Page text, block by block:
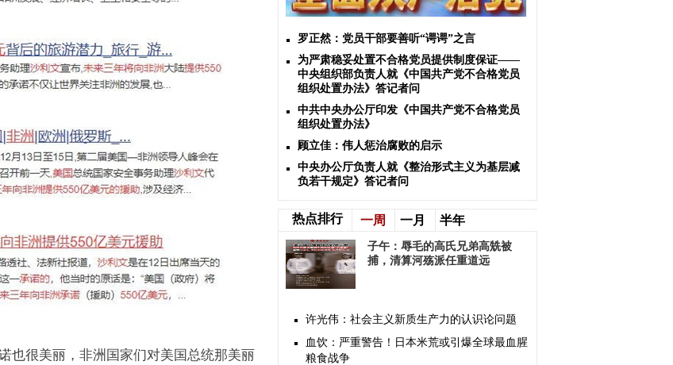
也很美丽，非洲国家们对美国总统那美丽
罗正然：党员干部要善听“谔谔”之言
为严肃稳妥处置不合格党员提供制度保证——
中央组织部负责人就《中国共产党不合格党员
组织处置办法》答记者问
中共中央办公厅印发《中国共产党不合格党员
组织处置办法》
顾立佳：伟人惩治腐败的启示
中央办公厅负责人就《整治形式主义为基层减
负若干规定》答记者问
热点排行 一周 一月 半年
子午：辱毛的高氏兄弟高兟被
捕，清算河殇派任重道远
许光伟：社会主义新质生产力的认识论问题
血饮：严重警告！日本米荒或引爆全球最血腥
粮食战争